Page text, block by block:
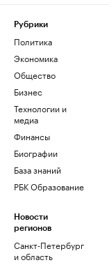
Рубрики
Политика
Экономика
Общество
Бизнес
Технологии и
медиа
Финансы
Биографии
База знаний
РБК Образование
Новости
регионов
Санкт-Петербург
и область